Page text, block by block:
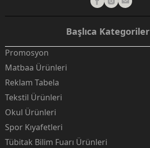
Başlıca Kategoriler
Promosyon
Matbaa Ürünleri
Reklam Tabela
Tekstil Ürünleri
Okul Ürünleri
Spor Kıyafetleri
Tübitak Bilim Fuarı Ürünleri